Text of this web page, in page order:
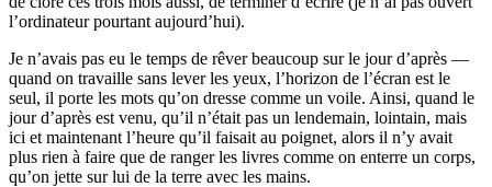
l’ordinateur pourtant aujourd’hui).
Je n’avais pas eu le temps de rêver beaucoup sur le jour d’après —
quand on travaille sans lever les yeux, l’horizon de l’écran est le
seul, il porte les mots qu’on dresse comme un voile. Ainsi, quand le
jour d’après est venu, qu’il n’était pas un lendemain, lointain, mais
ici et maintenant l’heure qu’il faisait au poignet, alors il n’y avait
plus rien à faire que de ranger les livres comme on enterre un corps,
qu’on jette sur lui de la terre avec les mains.